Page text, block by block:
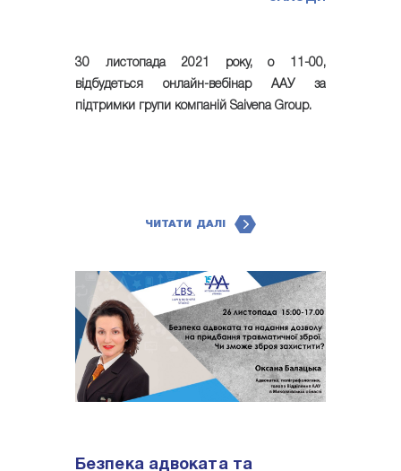
30 листопада 2021 року, о 11-00,
відбудеться онлайн-вебінар ААУ за
підтримки групи компаній Saivena Group.
ЧИТАТИ ДАЛІ
Безпека адвоката та